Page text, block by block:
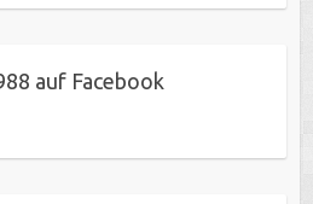
auf Facebook